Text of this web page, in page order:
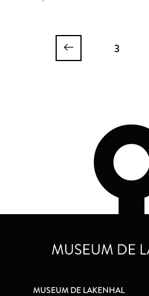
3
MUSEUM DE LAKENHAL